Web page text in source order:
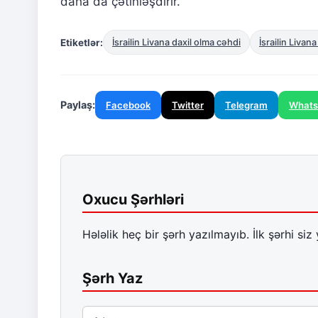
Etiketlər: İsrailin Livana daxil olma cəhdi İsrailin
Paylaş: Facebook Twitter Telegram
Oxucu Şərhləri
Hələlik heç bir şərh yazılmayıb. İlk şərhi siz
Şərh Yaz